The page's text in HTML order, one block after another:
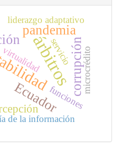
árbitros
Ecuador
pandemia
corrupción
de la información
liderazgo adaptativo
microcrédito
virtualidad
funciones
servicio